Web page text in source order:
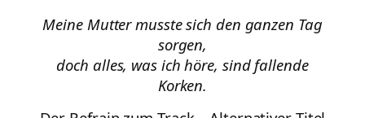
Meine Mutter musste sich den ganzen Tag
sorgen,
doch alles, was ich höre, sind fallende
Korken.